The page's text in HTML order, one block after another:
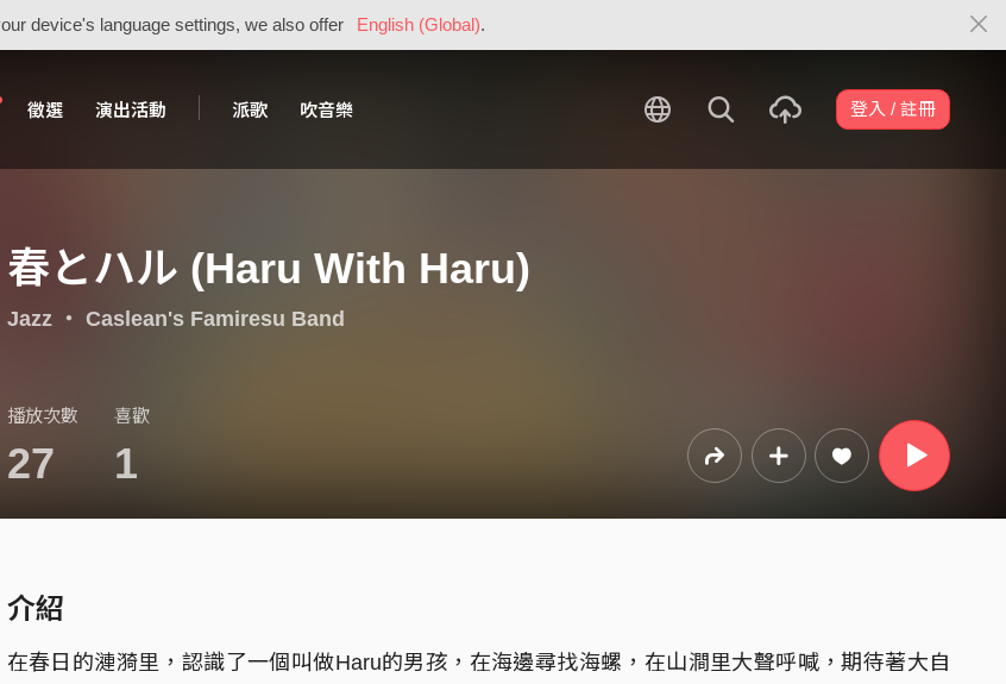
device's language settings, we also offer English (Global).
徵選 演出活動 派歌 吹音樂 登入 / 註冊
春とハル (Haru With Haru)
Jazz・ Caslean's Famiresu Band
播放次數
27
喜歡
1
介紹
在春日的漣漪里，認識了一個叫做Haru的男孩，在海邊尋找海螺，在山澗里大聲呼喊，期待著大自